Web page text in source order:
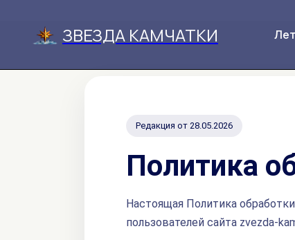
ЗВЕЗДА КАМЧАТКИ
Редакция от 28.05.2026
Политика
Настоящая Политика
пользователей сайта zvezda-